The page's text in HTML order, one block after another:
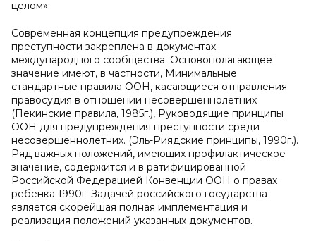
целом».
Современная концепция предупреждения
преступности закреплена в документах
международного сообщества. Основополагающее
значение имеют, в частности, Минимальные
стандартные правила ООН, касающиеся отправления
правосудия в отношении несовершеннолетних
(Пекинские правила, 1985г.), Руководящие принципы
ООН для предупреждения преступности среди
несовершеннолетних. (Эль-Риядские принципы, 1990г.).
Ряд важных положений, имеющих профилактическое
значение, содержится и в ратифицированной
Российской Федерацией Конвенции ООН о правах
ребенка 1990г. Задачей российского государства
является скорейшая полная имплементация и
реализация положений указанных документов.